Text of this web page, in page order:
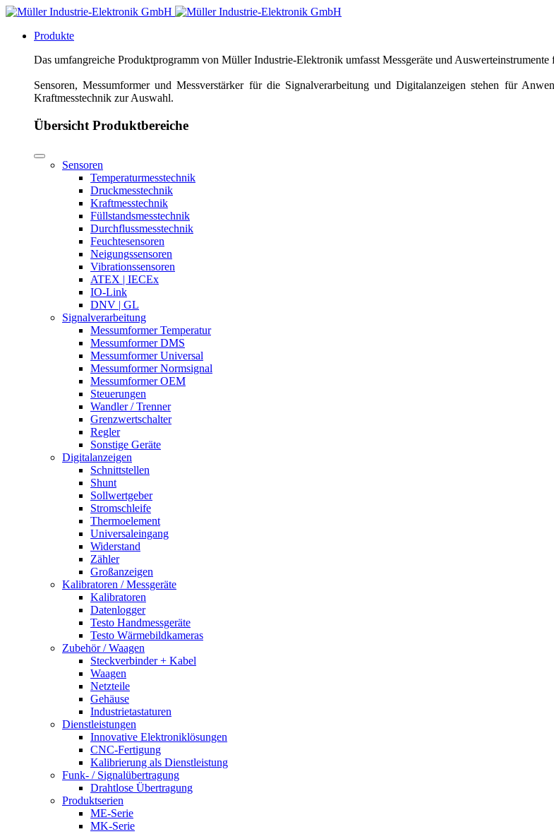
Produkte
Das umfangreiche Produktprogramm von Müller Industrie-Elektronik umfasst Messgeräte und
Sensoren, Messumformer und Messverstärker für die Signalverarbeitung und Digitalanzeigen stehen für
Kraftmesstechnik zur Auswahl.
Übersicht Produktbereiche
Sensoren
Temperaturmesstechnik
Druckmesstechnik
Kraftmesstechnik
Füllstandsmesstechnik
Durchflussmesstechnik
Feuchtesensoren
Neigungssensoren
Vibrationssensoren
ATEX | IECEx
IO-Link
DNV | GL
Signalverarbeitung
Messumformer Temperatur
Messumformer DMS
Messumformer Universal
Messumformer Normsignal
Messumformer OEM
Steuerungen
Wandler / Trenner
Grenzwertschalter
Regler
Sonstige Geräte
Digitalanzeigen
Schnittstellen
Shunt
Sollwertgeber
Stromschleife
Thermoelement
Universaleingang
Widerstand
Zähler
Großanzeigen
Kalibratoren / Messgeräte
Kalibratoren
Datenlogger
Testo Handmessgeräte
Testo Wärmebildkameras
Zubehör / Waagen
Steckverbinder + Kabel
Waagen
Netzteile
Gehäuse
Industrietastaturen
Dienstleistungen
Innovative Elektroniklösungen
CNC-Fertigung
Kalibrierung als Dienstleistung
Funk- / Signalübertragung
Drahtlose Übertragung
Produktserien
ME-Serie
MK-Serie